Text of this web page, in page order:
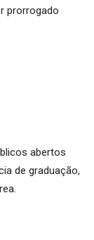
prorrogado
abertos
de graduação,